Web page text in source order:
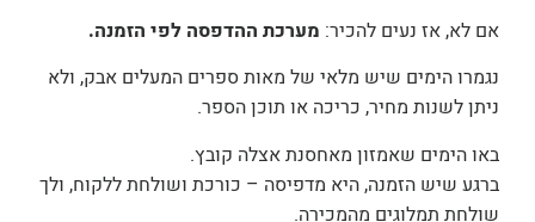
אם לא, אז נעים להכיר:מערכת ההדפסה לפי הזמנה.
נגמרו הימים שיש מלאי של מאות ספרים המעלים אבק, ולא
ניתן לשנות מחיר, כריכה או תוכן הספר.
באו הימים שאמזון מאחסנת אצלה קובץ.
ברגע שיש הזמנה, היא מדפיסה – כורכת ושולחת ללקוח, ולך
שולחת תמלוגים מהמכירה.